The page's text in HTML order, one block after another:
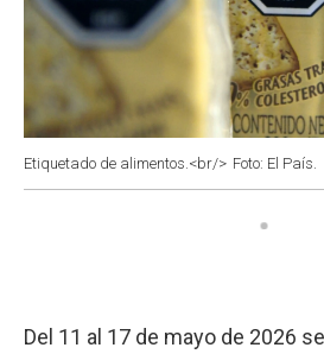
Etiquetado de alimentos.<br/> Foto: El País.
Del 11 al 17 de mayo de 2026